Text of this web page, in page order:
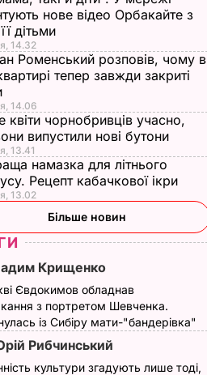
нове відео Орбакайте з
дітьми
14.32
Роменський розповів, чому в
тепер завжди закриті
14.06
квіти чорнобривців учасно,
випустили нові бутони
13.41
намазка для літнього
Рецепт кабачкової ікри
13.02
Більше новин
Крищенко
Євдокимов обладнав
з портретом Шевченка.
із Сибіру мати-"бандерівка"
Рибчинський
культури згадують лише тоді,